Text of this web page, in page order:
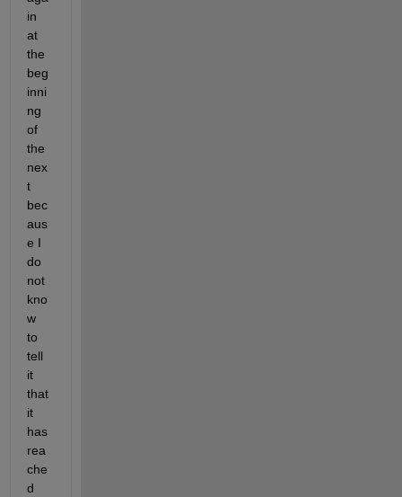
in
at
the
beg
inni
ng
of
the
nex
t
bec
aus
e I
do
not
kno
w
to
tell
it
that
it
has
rea
che
d